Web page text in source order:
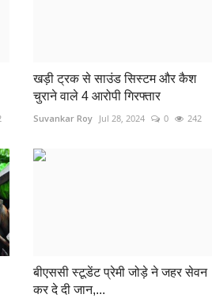
खड़ी ट्रक से साउंड सिस्टम और कैश
चुराने वाले 4 आरोपी गिरफ्तार
Suvankar Roy Jul 28, 2024 0 242
बीएससी स्टूडेंट प्रेमी जोड़े ने जहर सेवन
कर दे दी जान,...